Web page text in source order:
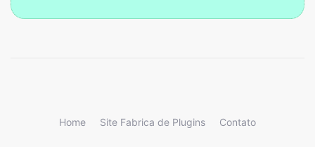
Home Site Fabrica de Plugins Contato